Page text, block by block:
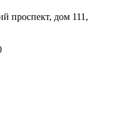
проспект, дом 111,